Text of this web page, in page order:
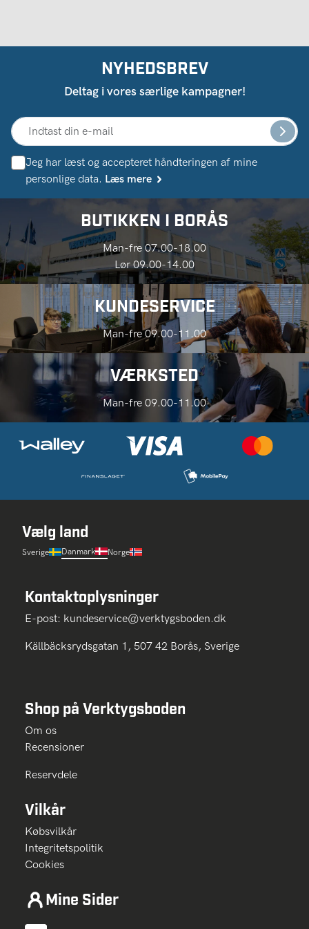
NYHEDSBREV
Deltag i vores særlige kampagner!
Jeg har læst og accepteret håndteringen af ​​mine
personlige data. Læs mere
BUTIKKEN I BORÅS
Man-fre 07.00-18.00
Lør 09.00-14.00
KUNDESERVICE
Man-fre 09.00-11.00
VÆRKSTED
Man-fre 09.00-11.00
Vælg land
Sverige Danmark Norge
Kontaktoplysninger
E-post: kundeservice@verktygsboden.dk
Källbäcksrydsgatan 1, 507 42 Borås, Sverige
Shop på Verktygsboden
Om os
Recensioner
Reservdele
Vilkår
Købsvilkår
Integritetspolitik
Cookies
Mine Sider